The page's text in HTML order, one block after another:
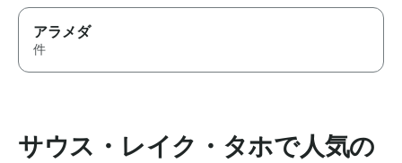
アラメダ
件
サウス・レイク・タホで人気の